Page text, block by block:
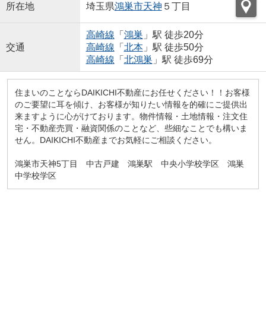
所在地 埼玉県鴻巣市天神 ５丁目
交通
高崎線 「 鴻巣 」駅 徒歩20分
高崎線 「 北本」駅 徒歩50分
高崎線 「 北鴻巣 」駅 徒歩69分
住まいのことならDAIKICHI不動産にお任せください！！お客様
のご要望に耳を傾け、お客様が知りたい情報を的確にご提供出
来ますように心がけております。物件情報・土地情報・注文住
宅・不動産売買・融資関係のことなど、些細なことでも構いま
せん。DAIKICHI不動産までお気軽にご相談ください。
鴻巣市天神5丁目 中古戸建 鴻巣駅 中央小学校学区 鴻巣
中学校学区